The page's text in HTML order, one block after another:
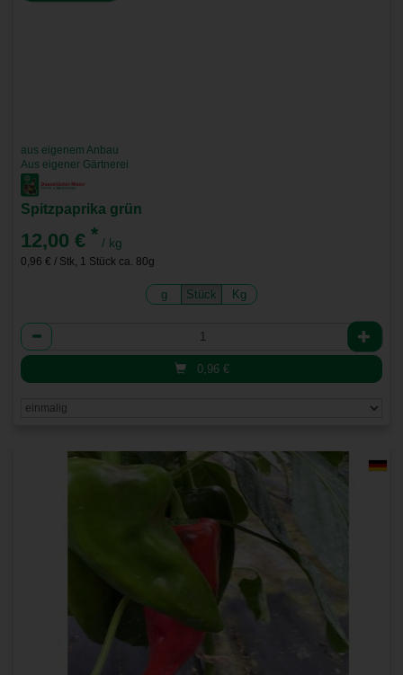
aus eigenem Anbau
Aus eigener Gärtnerei
Spitzpaprika grün
12,00 € * / kg
0,96 € / Stk, 1 Stück ca. 80g
g Stück Kg
Anzahl
0,96 €